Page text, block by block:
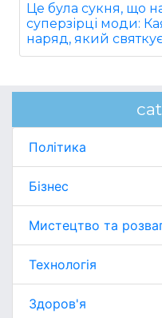
Це була сукня, що
суперзірці моди:
наряд, який святкує
Політика
Бізнес
Мистецтво та
Технологія
Здоров'я